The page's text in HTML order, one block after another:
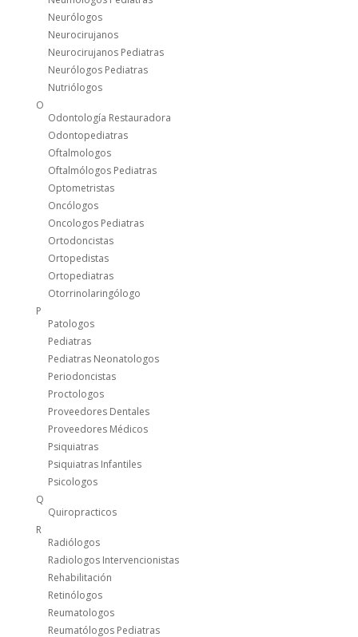
Neurólogos
Neurocirujanos
Neurocirujanos Pediatras
Neurólogos Pediatras
Nutriólogos
O
Odontología Restauradora
Odontopediatras
Oftalmologos
Oftalmólogos Pediatras
Optometristas
Oncólogos
Oncologos Pediatras
Ortodoncistas
Ortopedistas
Ortopediatras
Otorrinolaringólogo
P
Patologos
Pediatras
Pediatras Neonatologos
Periodoncistas
Proctologos
Proveedores Dentales
Proveedores Médicos
Psiquiatras
Psiquiatras Infantiles
Psicologos
Q
Quiropracticos
R
Radiólogos
Radiologos Intervencionistas
Rehabilitación
Retinólogos
Reumatologos
Reumatólogos Pediatras